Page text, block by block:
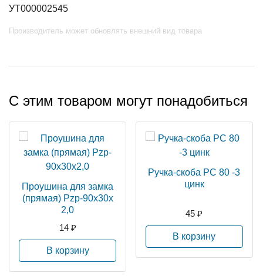
УТ000002545
Производитель может обновлять внешний вид товара
С этим товаром могут понадобиться
Проушина для замка
(прямая) Pzp-90х30х
2,0
14 ₽
В корзину
Ручка-скоба РС 80 -3
цинк
45 ₽
В корзину